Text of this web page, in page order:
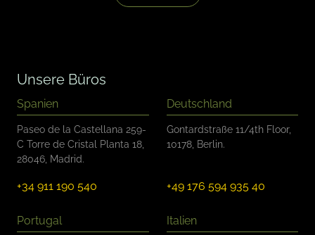
t
c
h
e
n
Unsere Büros
Spanien
Paseo de la Castellana 259-
C Torre de Cristal Planta 18,
28046, Madrid.
+34 911 190 540
Deutschland
Gontardstraße 11/4th Floor,
10178, Berlin.
+49 176 594 935 40
Portugal Italien